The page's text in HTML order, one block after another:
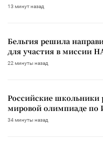
13 минут назад
Бельгия решила
для участия в миссии
22 минуты назад
Российские школьники
мировой олимпиаде по
34 минуты назад